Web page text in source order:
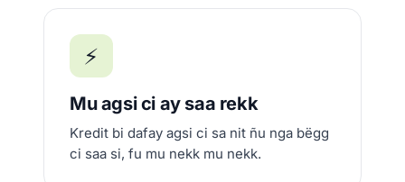
⚡
Mu agsi ci ay saa rekk
Kredit bi dafay agsi ci sa nit ñu nga bëgg
ci saa si, fu mu nekk mu nekk.